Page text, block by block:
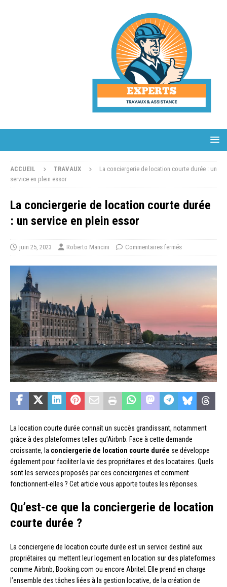
ACCUEIL TRAVAUX
La conciergerie de location courte durée : un
service en plein essor
La conciergerie de location courte durée
: un service en plein essor
juin 25, 2023 Roberto Mancini Commentaires fermés
La location courte durée connaît un succès grandissant, notamment
grâce à des plateformes telles qu’Airbnb. Face à cette demande
croissante, la conciergerie de location courte durée se développe
également pour faciliter la vie des propriétaires et des locataires. Quels
sont les services proposés par ces conciergeries et comment
fonctionnent-elles ? Cet article vous apporte toutes les réponses.
Qu’est-ce que la conciergerie de location
courte durée ?
La conciergerie de location courte durée est un service destiné aux
propriétaires qui mettent leur logement en location sur des plateformes
comme Airbnb, Booking.com ou encore Abritel. Elle prend en charge
l’ensemble des tâches liées à la gestion locative, de la création de